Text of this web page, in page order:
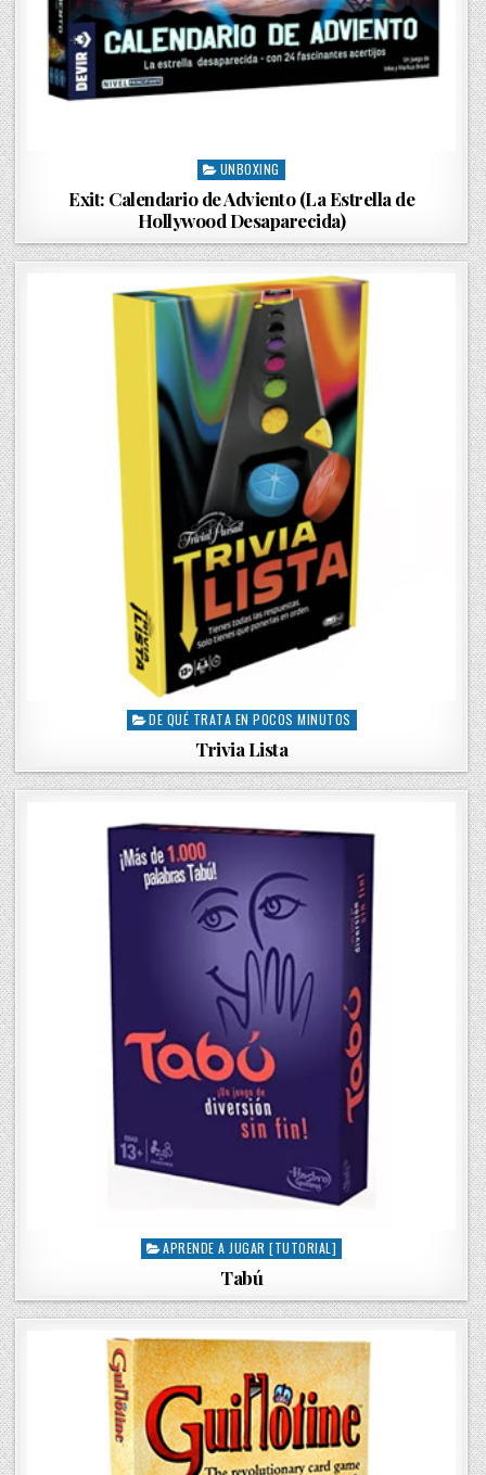
P
e
n
UNBOXING
Exit: Calendario de Adviento (La Estrella de
Hollywood Desaparecida)
P
t
d
i
n
DE QUÉ TRATA EN POCOS MINUTOS
Trivia Lista
P
t
e
d
i
n
APRENDE A JUGAR [TUTORIAL]
Tabú